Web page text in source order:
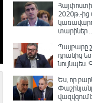
2020թ.-ից
տարիներ
Պայքարը
դրանից ետ
նույնպես․
Ես, որ
վազվզում